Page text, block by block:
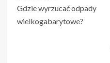
Gdzie wyrzucać odpady
wielkogabarytowe?